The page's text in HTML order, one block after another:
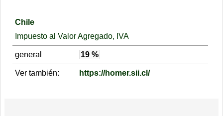
Chile
Impuesto al Valor Agregado, IVA
general 19 %
Ver también: https://homer.sii.cl/